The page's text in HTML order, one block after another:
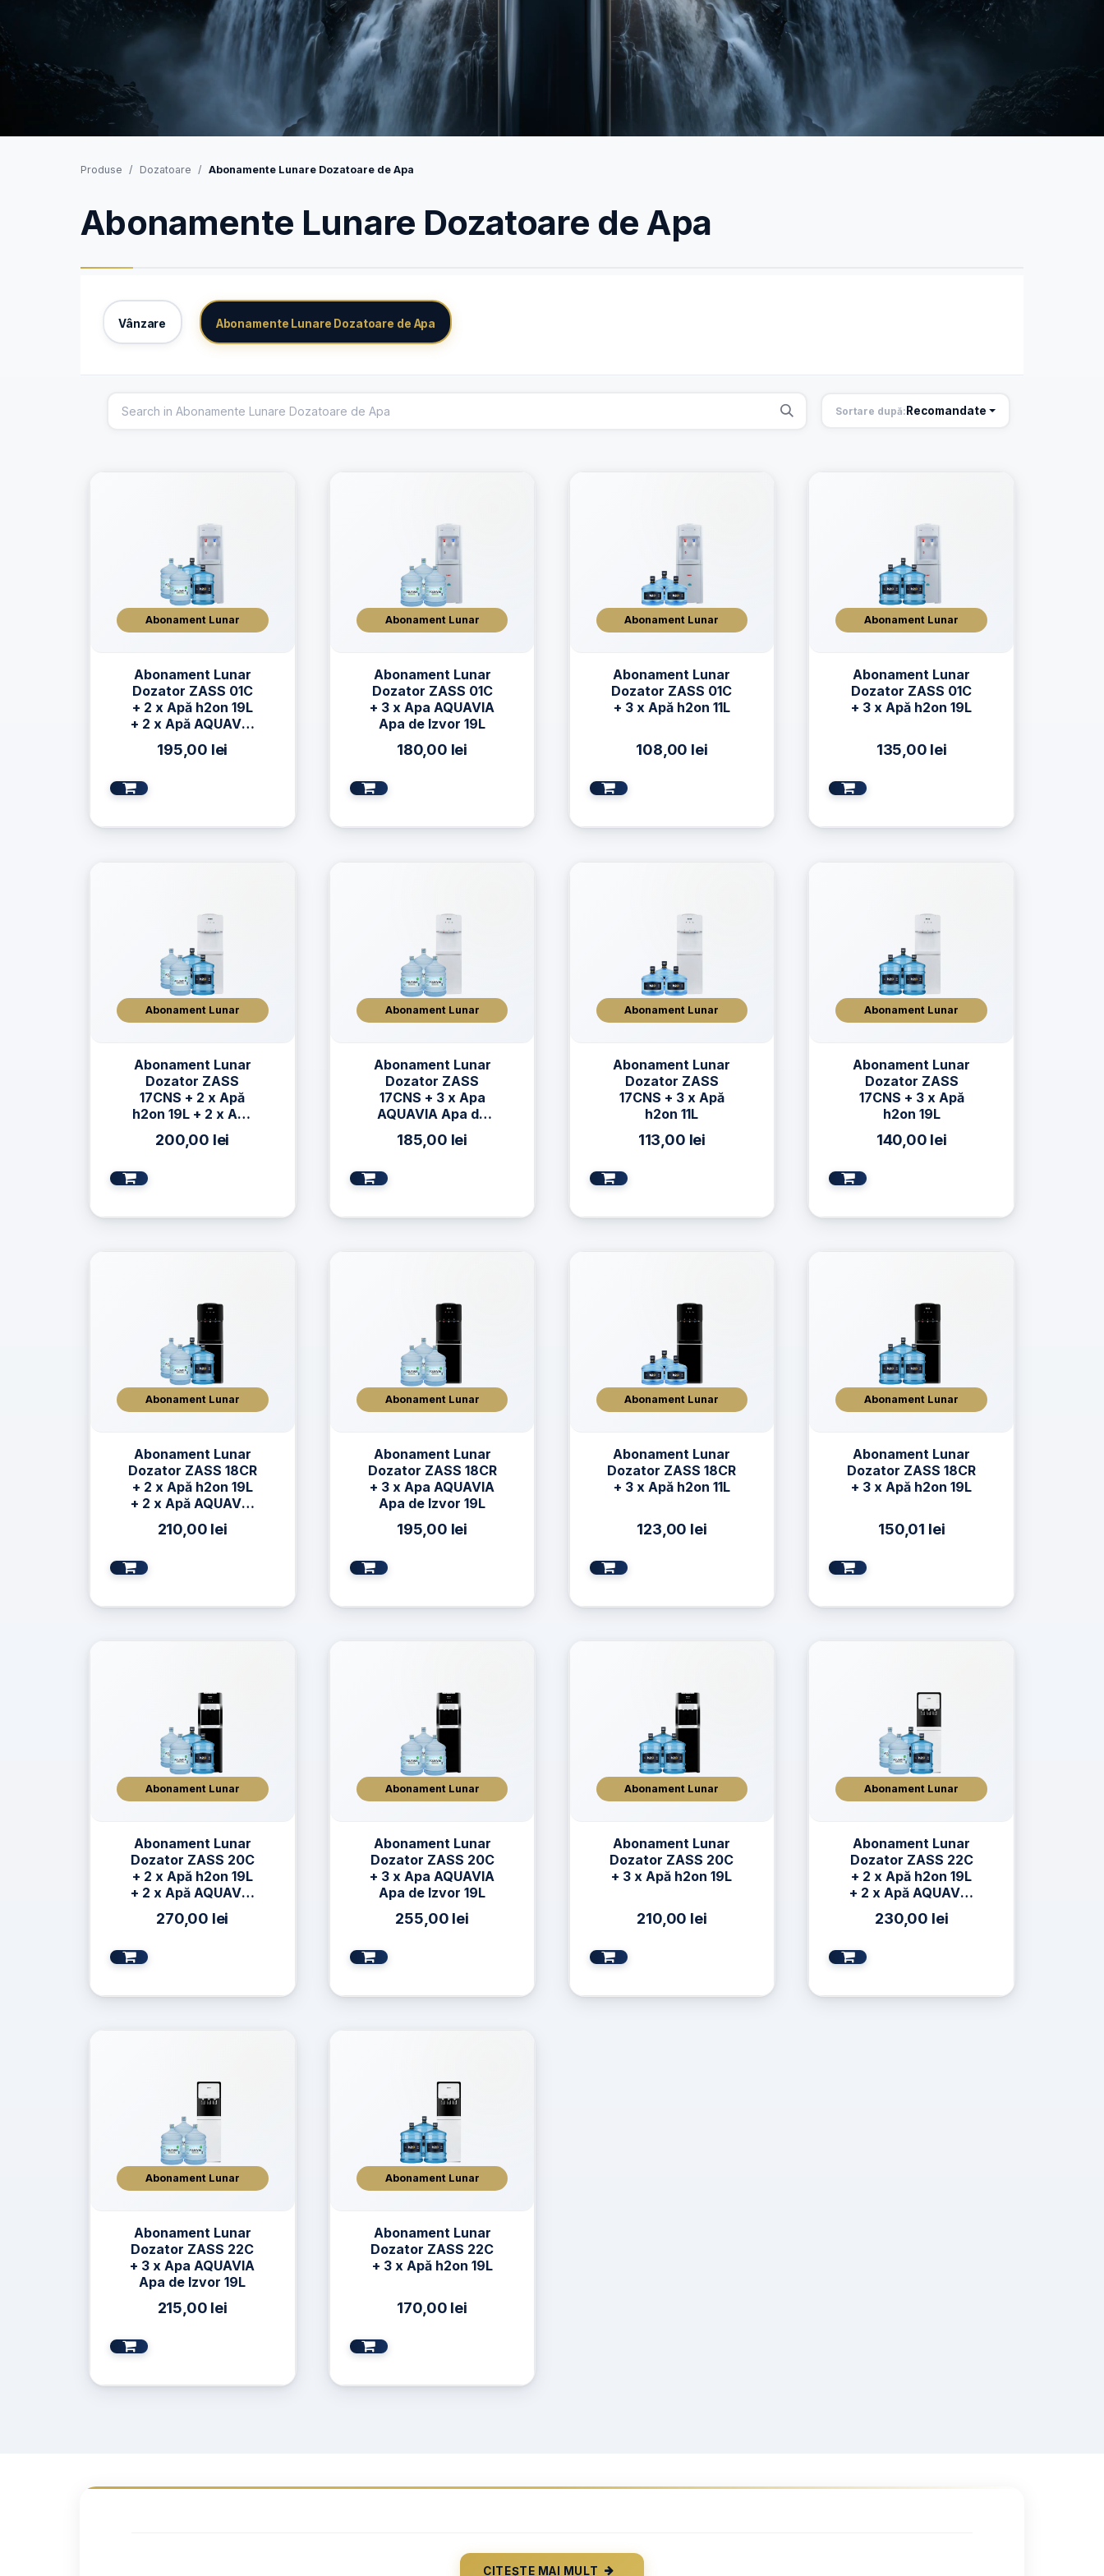
Produse Dozatoare Abonamente Lunare Dozatoare de Apa
Abonamente Lunare Dozatoare de Apa
Vânzare Abonamente Lunare Dozatoare de Apa
Sortare după: Recomandate
Abonament Lunar
Abonament Lunar
Dozator ZASS 01C
+ 2 x Apă h2on 19L
+ 2 x Apă AQUAVIA
19L
195,00 lei
Abonament Lunar
Abonament Lunar
Dozator ZASS 01C
+ 3 x Apa AQUAVIA
Apa de Izvor 19L
180,00 lei
Abonament Lunar
Abonament Lunar
Dozator ZASS 01C
+ 3 x Apă h2on 11L
108,00 lei
Abonament Lunar
Abonament Lunar
Dozator ZASS 01C
+ 3 x Apă h2on 19L
135,00 lei
Abonament Lunar
Abonament Lunar
Dozator ZASS
17CNS + 2 x Apă
h2on 19L + 2 x Apă
AQUAVIA 19L
200,00 lei
Abonament Lunar
Abonament Lunar
Dozator ZASS
17CNS + 3 x Apa
AQUAVIA Apa de
185,00 lei
Abonament Lunar
Abonament Lunar
Dozator ZASS
17CNS + 3 x Apă
h2on 11L
113,00 lei
Abonament Lunar
Abonament Lunar
Dozator ZASS
17CNS + 3 x Apă
h2on 19L
140,00 lei
Abonament Lunar
Abonament Lunar
Dozator ZASS 18CR
+ 2 x Apă h2on 19L
+ 2 x Apă AQUAVIA
210,00 lei
Abonament Lunar
Abonament Lunar
Dozator ZASS 18CR
+ 3 x Apa AQUAVIA
Apa de Izvor 19L
195,00 lei
Abonament Lunar
Abonament Lunar
Dozator ZASS 18CR
+ 3 x Apă h2on 11L
123,00 lei
Abonament Lunar
Abonament Lunar
Dozator ZASS 18CR
+ 3 x Apă h2on 19L
150,01 lei
Abonament Lunar
Abonament Lunar
Dozator ZASS 20C
+ 2 x Apă h2on 19L
+ 2 x Apă AQUAVIA
270,00 lei
Abonament Lunar
Abonament Lunar
Dozator ZASS 20C
+ 3 x Apa AQUAVIA
Apa de Izvor 19L
255,00 lei
Abonament Lunar
Abonament Lunar
Dozator ZASS 20C
+ 3 x Apă h2on 19L
210,00 lei
Abonament Lunar
Abonament Lunar
Dozator ZASS 22C
+ 2 x Apă h2on 19L
+ 2 x Apă AQUAVIA
230,00 lei
Abonament Lunar
Abonament Lunar
Dozator ZASS 22C
+ 3 x Apa AQUAVIA
Apa de Izvor 19L
215,00 lei
Abonament Lunar
Abonament Lunar
Dozator ZASS 22C
+ 3 x Apă h2on 19L
170,00 lei
CITEȘTE MAI MULT